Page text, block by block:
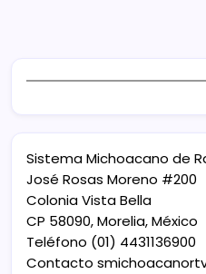
Sistema Michoacano de
José Rosas Moreno #200
Colonia Vista Bella
CP 58090, Morelia, México
Teléfono (01) 4431136900
Contacto